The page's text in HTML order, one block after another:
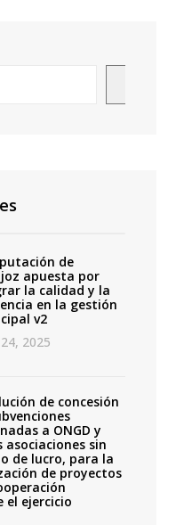
de
apuesta por
la calidad y la
en la gestión
v2
2025
de concesión
a ONGD y
asociaciones sin
de lucro, para la
de proyectos
ejercicio